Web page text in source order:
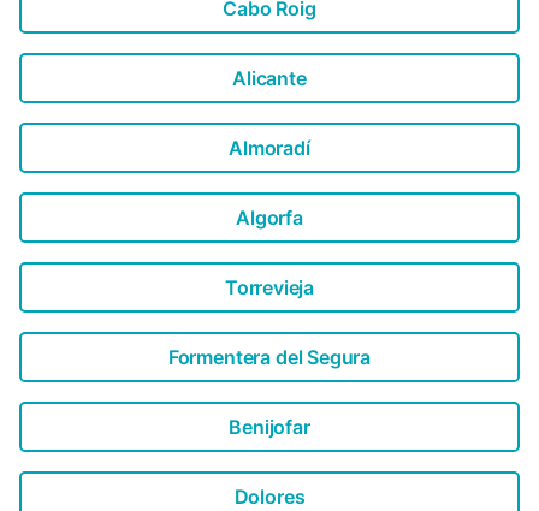
Cabo Roig
Alicante
Almoradí
Algorfa
Torrevieja
Formentera del Segura
Benijofar
Dolores